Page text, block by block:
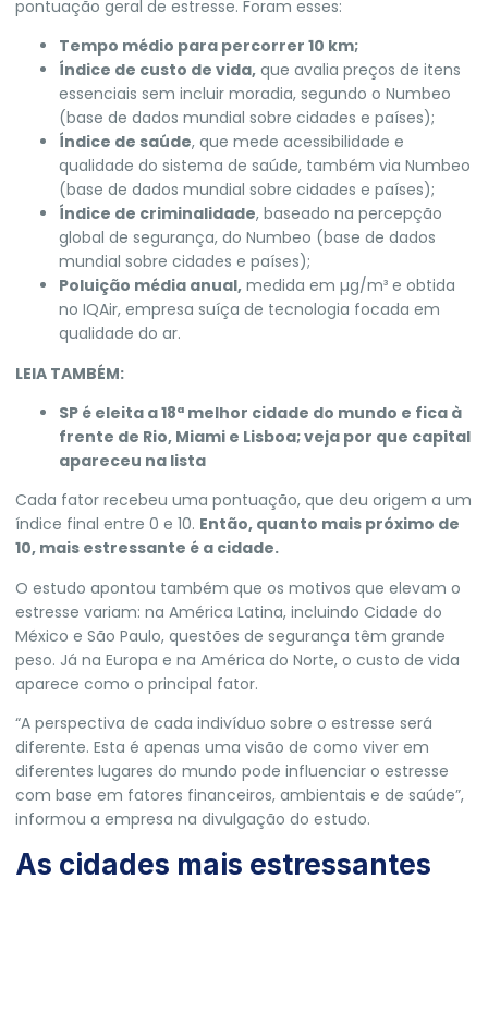
pontuação geral de estresse. Foram esses:
Tempo médio para percorrer 10 km;
Índice de custo de vida, que avalia preços de itens
essenciais sem incluir moradia, segundo o Numbeo
(base de dados mundial sobre cidades e países);
Índice de saúde, que mede acessibilidade e
qualidade do sistema de saúde, também via Numbeo
(base de dados mundial sobre cidades e países);
Índice de criminalidade, baseado na percepção
global de segurança, do Numbeo (base de dados
mundial sobre cidades e países);
Poluição média anual, medida em µg/m³ e obtida
no IQAir, empresa suíça de tecnologia focada em
qualidade do ar.
LEIA TAMBÉM:
SP é eleita a 18ª melhor cidade do mundo e fica à
frente de Rio, Miami e Lisboa; veja por que capital
apareceu na lista
Cada fator recebeu uma pontuação, que deu origem a um
índice final entre 0 e 10. Então, quanto mais próximo de
10, mais estressante é a cidade.
O estudo apontou também que os motivos que elevam o
estresse variam: na América Latina, incluindo Cidade do
México e São Paulo, questões de segurança têm grande
peso. Já na Europa e na América do Norte, o custo de vida
aparece como o principal fator.
“A perspectiva de cada indivíduo sobre o estresse será
diferente. Esta é apenas uma visão de como viver em
diferentes lugares do mundo pode influenciar o estresse
com base em fatores financeiros, ambientais e de saúde”,
informou a empresa na divulgação do estudo.
As cidades mais estressantes